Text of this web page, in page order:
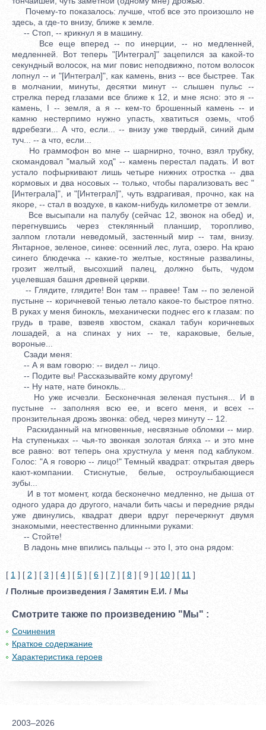
Почему-то показалось: лучше, чтоб все это произошло не
здесь, а где-то внизу, ближе к земле.
-- Стоп, -- крикнул я в машину.
Все еще вперед -- по инерции, -- но медленней,
медленней. Вот теперь "[Интеграл]" зацепился за какой-то
секундный волосок, на миг повис неподвижно, потом волосок
лопнул -- и "[Интеграл]", как камень, вниз -- все быстрее. Так
в молчании, минуты, десятки минут -- слышен пульс --
стрелка перед глазами все ближе к 12, и мне ясно: это я --
камень, I -- земля, а я -- кем-то брошенный камень -- и
камню нестерпимо нужно упасть, хватиться оземь, чтоб
вдребезги... А что, если... -- внизу уже твердый, синий дым
туч... -- а что, если...
Но граммофон во мне -- шарнирно, точно, взял трубку,
скомандовал "малый ход" -- камень перестал падать. И вот
устало пофыркивают лишь четыре нижних отростка -- два
кормовых и два носовых -- только, чтобы парализовать вес "
[Интеграла]", и "[Интеграл]", чуть вздрагивая, прочно, как на
якоре, -- стал в воздухе, в каком-нибудь километре от земли.
Все высыпали на палубу (сейчас 12, звонок на обед) и,
перегнувшись через стеклянный планшир, торопливо,
залпом глотали неведомый, застенный мир -- там, внизу.
Янтарное, зеленое, синее: осенний лес, луга, озеро. На краю
синего блюдечка -- какие-то желтые, костяные развалины,
грозит желтый, высохший палец, должно быть, чудом
уцелевшая башня древней церкви.
-- Глядите, глядите! Вон там -- правее! Там -- по зеленой
пустыне -- коричневой тенью летало какое-то быстрое пятно.
В руках у меня бинокль, механически поднес его к глазам: по
грудь в траве, взвеяв хвостом, скакал табун коричневых
лошадей, а на спинах у них -- те, караковые, белые,
вороные...
Сзади меня:
-- А я вам говорю: -- видел -- лицо.
-- Подите вы! Рассказывайте кому другому!
-- Ну нате, нате бинокль...
Но уже исчезли. Бесконечная зеленая пустыня... И в
пустыне -- заполняя всю ее, и всего меня, и всех --
пронзительная дрожь звонка: обед, через минуту -- 12.
Раскиданный на мгновенные, несвязные обломки -- мир.
На ступеньках -- чья-то звонкая золотая бляха -- и это мне
все равно: вот теперь она хрустнула у меня под каблуком.
Голос: "А я говорю -- лицо!" Темный квадрат: открытая дверь
кают-компании. Стиснутые, белые, остроулыбающиеся
зубы...
И в тот момент, когда бесконечно медленно, не дыша от
одного удара до другого, начали бить часы и передние ряды
уже двинулись, квадрат двери вдруг перечеркнут двумя
знакомыми, неестественно длинными руками:
-- Стойте!
В ладонь мне впились пальцы -- это I, это она рядом:
[ 1 ] [ 2 ] [ 3 ] [ 4 ] [ 5 ] [ 6 ] [ 7 ] [ 8 ] [ 9 ] [ 10 ] [ 11 ]
/ Полные произведения / Замятин Е.И. / Мы
Смотрите также по произведению "Мы" :
Сочинения
Краткое содержание
Характеристика героев
2003–2026